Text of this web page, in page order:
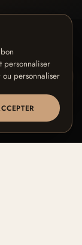
en
personnaliser
ou personnaliser